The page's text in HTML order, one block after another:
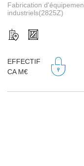
Fabrication
industriels(2825Z)
EFFECTIF
CA M€